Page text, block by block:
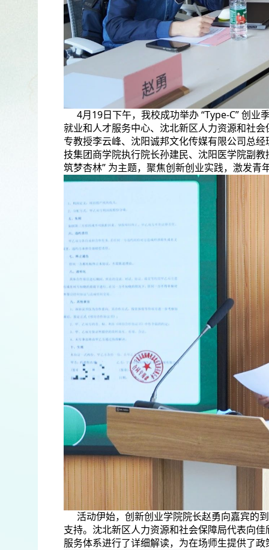
4月19日下午，我校成功举办 “Type-C” 创
就业和人才服务中心、沈北新区人力资源和社
专教授李云峰、沈阳诚邦文化传媒有限公司总
技集团商学院执行院长孙建民、沈阳医学院副
筑梦杏林” 为主题，聚焦创新创业实践，激发
活动伊始，创新创业学院院长赵勇向嘉宾的
支持。沈北新区人力资源和社会保障局代表向
服务体系进行了详细解读，为在场师生提供了